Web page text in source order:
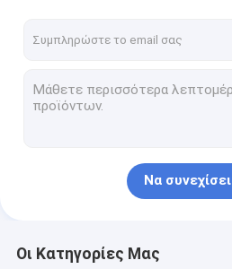
Να συνεχίσει
Οι Κατηγορίες Μας